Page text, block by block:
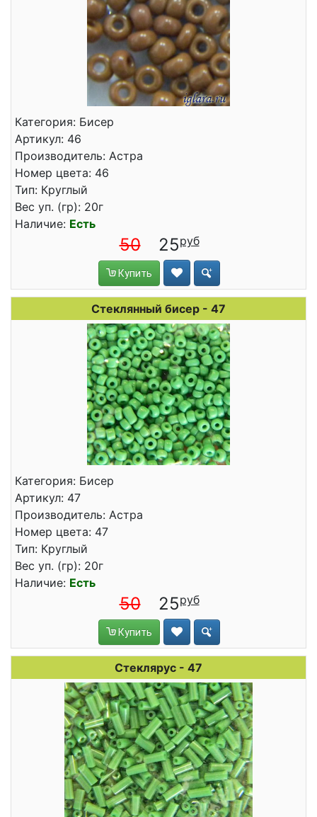
Категория: Бисер
Артикул: 46
Производитель: Астра
Номер цвета: 46
Тип: Круглый
Вес уп. (гр): 20г
Наличие: Есть
50 25
Купить
Стеклянный бисер - 47
Категория: Бисер
Артикул: 47
Производитель: Астра
Номер цвета: 47
Тип: Круглый
Вес уп. (гр): 20г
Наличие: Есть
50 25
Купить
Стеклярус - 47